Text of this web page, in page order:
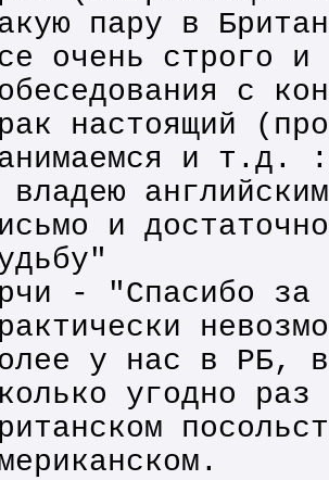
пару в
очень строго
с
настоящий
и т.д.
владею
и
- "Спасибо
у нас в РБ,
угодно